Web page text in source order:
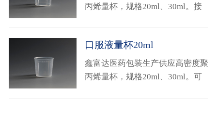
丙烯量杯，规格20ml、30ml。接
口服液量杯20ml
鑫富达医药包装生产供应高密度聚
丙烯量杯，规格20ml、30ml。可